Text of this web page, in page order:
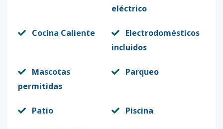
eléctrico
Cocina Caliente
Electrodomésticos
incluidos
Mascotas
permitidas
Parqueo
Patio Piscina